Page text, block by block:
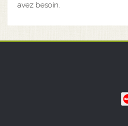
avez besoin.